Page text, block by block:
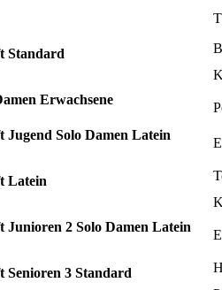
Standard
Erwachsene
Jugend Solo Damen Latein
Latein
Junioren 2 Solo Damen Latein
Senioren 3 Standard